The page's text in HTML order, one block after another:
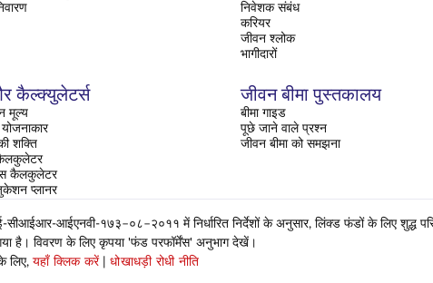
निवेशक संबंध
करियर
जीवन श्लोक
भागीदारों
कैल्क्युलेटर्स
मूल्य
योजनाकार
शक्ति
कैलकुलेटर
प्लानर
जीवन बीमा पुस्तकालय
बीमा गाइड
पूछे जाने वाले प्रश्न
जीवन बीमा को समझना
आईएनवी-१७३–०८–२०११ में निर्धारित निर्देशों के अनुसार, लिंक्ड फंडों के लिए शुद्ध
है। विवरण के लिए कृपया 'फंड परफॉर्मेंस' अनुभाग देखें।
लिए, यहाँ क्लिक करें|धोखाधड़ी रोधी नीति